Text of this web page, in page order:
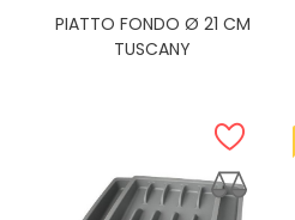
PIATTO FONDO Ø 21 CM
TUSCANY